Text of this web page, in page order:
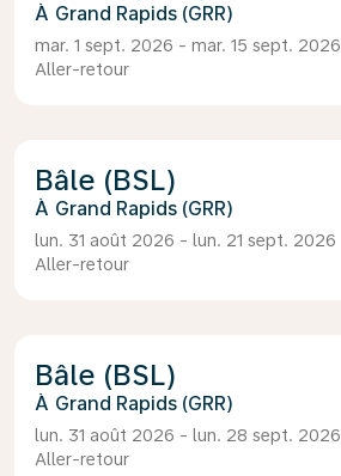
Grand Rapids (GRR)
mar. 1 sept. 2026 - mar. 15 sept. 2026
Aller-retour
Bâle (BSL)
Grand Rapids (GRR)
lun. 31 août 2026 - lun. 21 sept. 2026
Aller-retour
Bâle (BSL)
Grand Rapids (GRR)
lun. 31 août 2026 - lun. 28 sept. 2026
Aller-retour